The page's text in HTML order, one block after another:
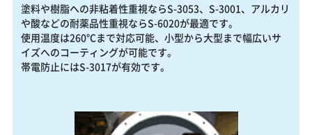
塗料や樹脂への非粘着性重視ならS-3053、S-3001、アルカリ
や酸などの耐薬品性重視ならS-6020が最適です。
使用温度は260℃まで対応可能、小型から大型まで幅広いサ
イズへのコーティングが可能です。
帯電防止にはS-3017が有効です。